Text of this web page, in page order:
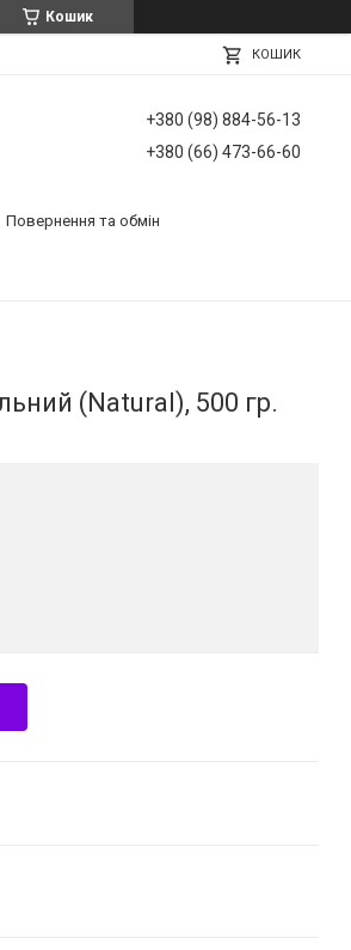
Кошик
КОШИК
+380 (98) 884-56-13
+380 (66) 473-66-60
Повернення та обмін
(Natural), 500 гр.